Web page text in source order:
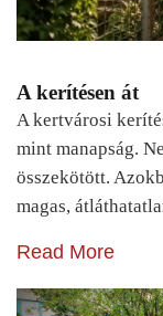
A kerítésen át
A kertvárosi
mint manapság.
összekötött.
magas,
Read More